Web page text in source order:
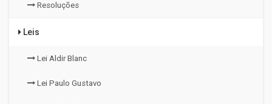
Resoluções
Leis
Lei Aldir Blanc
Lei Paulo Gustavo